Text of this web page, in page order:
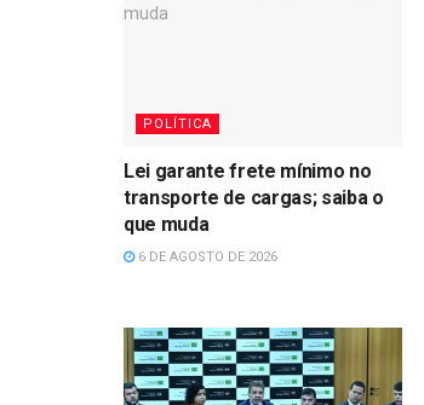
POLÍTICA
Lei garante frete mínimo no
transporte de cargas; saiba o
que muda
6 DE AGOSTO DE 2026